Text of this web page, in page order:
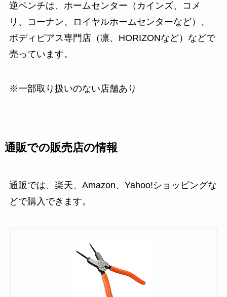
逆ペンチは、ホームセンター（カインズ、コメ
リ、コーナン、ロイヤルホームセンターなど）、
ボディピアス専門店（凛、HORIZONなど）などで
売っています。
※一部取り扱いのない店舗あり
通販での販売店の情報
通販では、楽天、Amazon、Yahoo!ショッピングな
どで購入できます。